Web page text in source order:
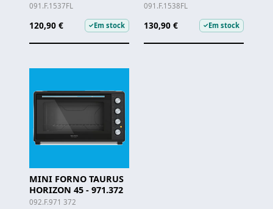
091.F.1537FL
120,90 € ✓Em stock
091.F.1538FL
130,90 € ✓Em stock
MINI FORNO TAURUS
HORIZON 45 - 971.372
092.F.971 372